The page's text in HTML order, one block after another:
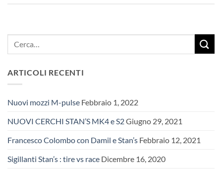
ARTICOLI RECENTI
Nuovi mozzi M-pulse Febbraio 1, 2022
NUOVI CERCHI STAN’S MK4 e S2Giugno 29, 2021
Francesco Colombo con Damil e Stan’s Febbraio 12, 2021
Sigillanti Stan’s : tire vs race Dicembre 16, 2020